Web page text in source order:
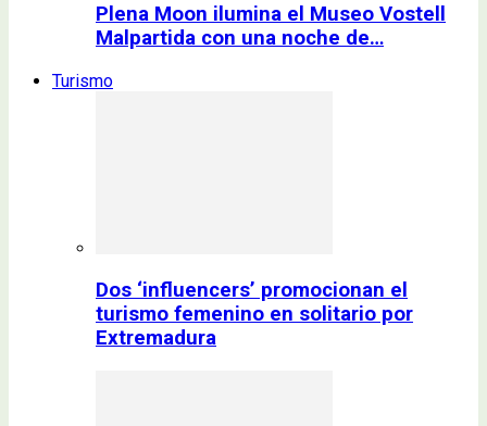
Plena Moon ilumina el Museo Vostell
Malpartida con una noche de…
Turismo
Dos ‘influencers’ promocionan el
turismo femenino en solitario por
Extremadura